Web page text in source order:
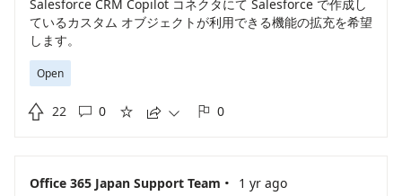
Salesforce CRM Copilot コネクタにて Salesforce で作成し
ているカスタム オブジェクトが利用できる機能の拡充を希望
します。
Open
 22  0     0
Office 365 Japan Support Team · 1 yr ago